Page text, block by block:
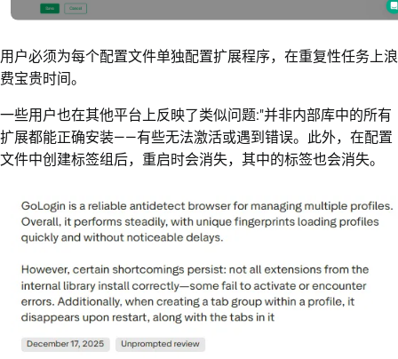
用户必须为每个配置文件单独配置扩展程序，在重复性任务上浪
费宝贵时间。
一些用户也在其他平台上反映了类似问题:"并非内部库中的所有
扩展都能正确安装——有些无法激活或遇到错误。此外，在配置
文件中创建标签组后，重启时会消失，其中的标签也会消失。